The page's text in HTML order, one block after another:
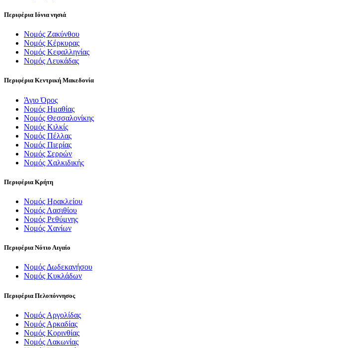
Περιφέρια Ιόνια νησιά
Νομός Ζακύνθου
Νομός Κέρκυρας
Νομός Κεφαλληνίας
Νομός Λευκάδας
Περιφέρια Κεντρική Μακεδονία
Άγιο Όρος
Νομός Ημαθίας
Νομός Θεσσαλονίκης
Νομός Κιλκίς
Νομός Πέλλας
Νομός Πιερίας
Νομός Σερρών
Νομός Χαλκιδικής
Περιφέρια Κρήτη
Νομός Ηρακλείου
Νομός Λασιθίου
Νομός Ρεθύμνης
Νομός Χανίων
Περιφέρια Νότιο Αιγαίο
Νομός Δωδεκανήσου
Νομός Κυκλάδων
Περιφέρια Πελοπόννησος
Νομός Αργολίδας
Νομός Αρκαδίας
Νομός Κορινθίας
Νομός Λακωνίας